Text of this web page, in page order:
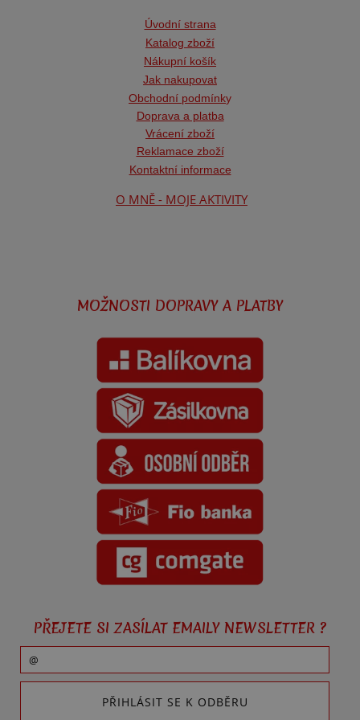
Úvodní strana
Katalog zboží
Nákupní košík
Jak nakupovat
Obchodní podmínky
Doprava a platba
Vrácení zboží
Reklamace zboží
Kontaktní informace
O MNĚ - MOJE AKTIVITY
MOŽNOSTI DOPRAVY A PLATBY
PŘEJETE SI ZASÍLAT EMAILY NEWSLETTER ?